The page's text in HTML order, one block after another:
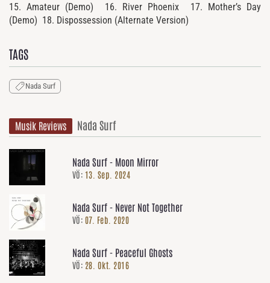
15. Amateur (Demo) 16. River Phoenix 17. Mother’s Day
(Demo) 18. Dispossession (Alternate Version)
TAGS
Nada Surf
Musik Reviews Nada Surf
Nada Surf - Moon Mirror
VÖ: 13. Sep. 2024
Nada Surf - Never Not Together
VÖ: 07. Feb. 2020
Nada Surf - Peaceful Ghosts
VÖ: 28. Okt. 2016